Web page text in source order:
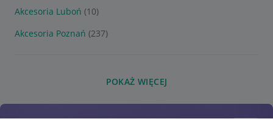
Akcesoria Luboń (10)
Akcesoria Poznań (237)
POKAŻ WIĘCEJ